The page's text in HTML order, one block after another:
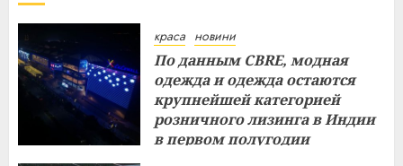
краса новини
По данным CBRE, модная
одежда и одежда остаются
крупнейшей категорией
розничного лизинга в Индии
в первом полугодии